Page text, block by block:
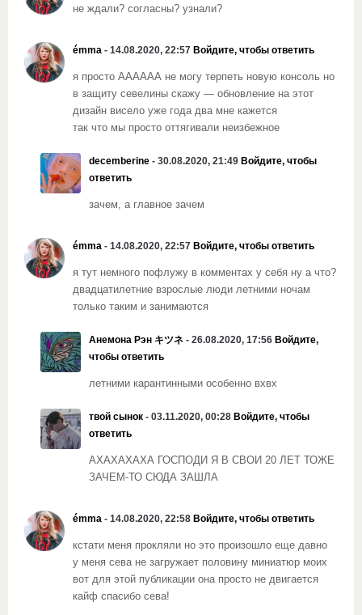
не ждали? согласны? узнали?
émma - 14.08.2020, 22:57 Войдите, чтобы ответить
я просто АААААА не могу терпеть новую консоль но
в защиту севелины скажу — обновление на этот
дизайн висело уже года два мне кажется
так что мы просто оттягивали неизбежное
decemberine - 30.08.2020, 21:49 Войдите, чтобы
ответить
зачем, а главное зачем
émma - 14.08.2020, 22:57 Войдите, чтобы ответить
я тут немного пофлужу в комментах у себя ну а что?
двадцатилетние взрослые люди летними ночам
только таким и занимаются
Анемона Рэн キツネ - 26.08.2020, 17:56 Войдите,
чтобы ответить
летними карантинными особенно вхвх
твой сынок - 03.11.2020, 00:28 Войдите, чтобы
ответить
АХАХАХАХА ГОСПОДИ Я В СВОИ 20 ЛЕТ ТОЖЕ
ЗАЧЕМ-ТО СЮДА ЗАШЛА
émma - 14.08.2020, 22:58 Войдите, чтобы ответить
кстати меня прокляли но это произошло еще давно
у меня сева не загружает половину миниатюр моих
вот для этой публикации она просто не двигается
кайф спасибо сева!